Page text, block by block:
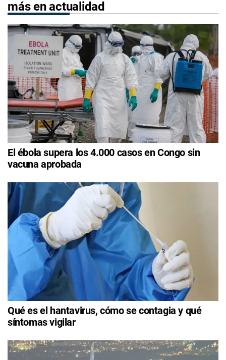
más en actualidad
El ébola supera los 4.000 casos en Congo sin
vacuna aprobada
Qué es el hantavirus, cómo se contagia y qué
síntomas vigilar